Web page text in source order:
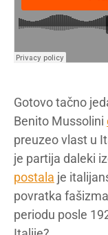
Gotovo tačno
Benito Mussolini
preuzeo vlast u
je partija daleki
postala je
povratka
periodu posle